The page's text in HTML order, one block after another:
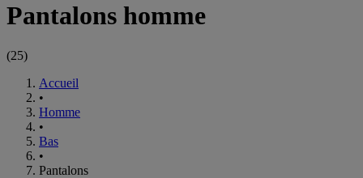
Pantalons homme
(25)
Accueil
•
Homme
•
Bas
•
Pantalons